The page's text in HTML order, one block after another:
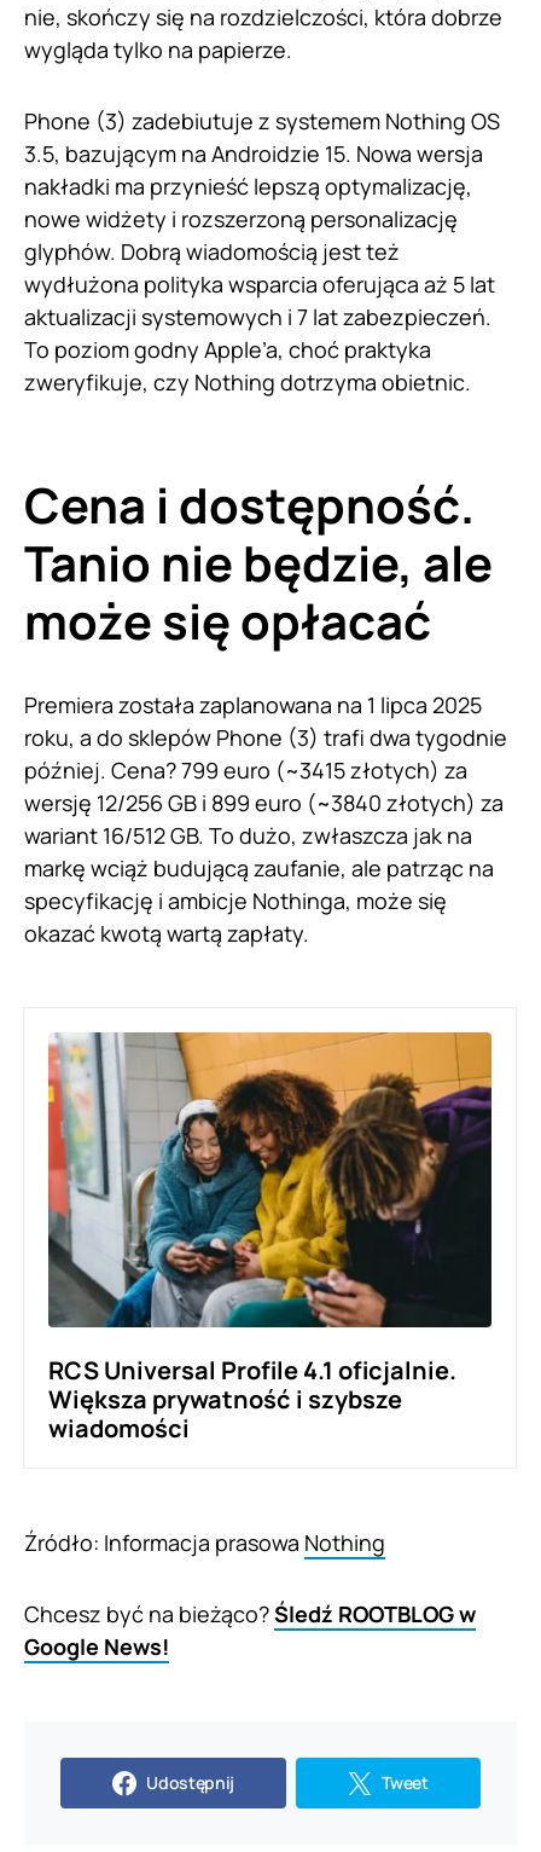
nie, skończy się na rozdzielczości, która dobrze
wygląda tylko na papierze.
Phone (3) zadebiutuje z systemem Nothing OS
3.5, bazującym na Androidzie 15. Nowa wersja
nakładki ma przynieść lepszą optymalizację,
nowe widżety i rozszerzoną personalizację
glyphów. Dobrą wiadomością jest też
wydłużona polityka wsparcia oferująca aż 5 lat
aktualizacji systemowych i 7 lat zabezpieczeń.
To poziom godny Apple’a, choć praktyka
zweryfikuje, czy Nothing dotrzyma obietnic.
Cena i dostępność.
Tanio nie będzie, ale
może się opłacać
Premiera została zaplanowana na 1 lipca 2025
roku, a do sklepów Phone (3) trafi dwa tygodnie
później. Cena? 799 euro (~3415 złotych) za
wersję 12/256 GB i 899 euro (~3840 złotych) za
wariant 16/512 GB. To dużo, zwłaszcza jak na
markę wciąż budującą zaufanie, ale patrząc na
specyfikację i ambicje Nothinga, może się
okazać kwotą wartą zapłaty.
RCS Universal Profile 4.1 oficjalnie.
Większa prywatność i szybsze
wiadomości
Źródło: Informacja prasowa Nothing
Chcesz być na bieżąco?Śledź ROOTBLOG w
Google News!
Udostępnij Tweet